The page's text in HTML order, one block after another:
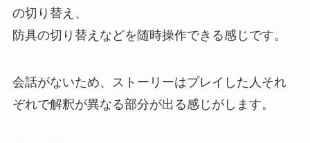
の切り替え、
防具の切り替えなどを随時操作できる感じです。
会話がないため、ストーリーはプレイした人それ
ぞれで解釈が異なる部分が出る感じがします。